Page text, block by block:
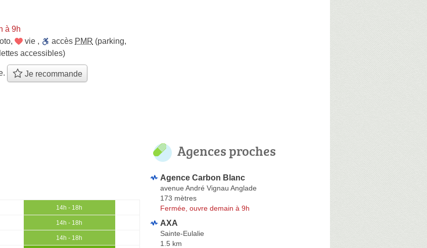
à 9h
, vie , accès PMR (parking,
accessibles)
Je recommande
14h - 18h
14h - 18h
14h - 18h
Agences proches
Agence Carbon Blanc
avenue André Vignau Anglade
173 mètres
Fermée, ouvre demain à 9h
AXA
Sainte-Eulalie
1.5 km